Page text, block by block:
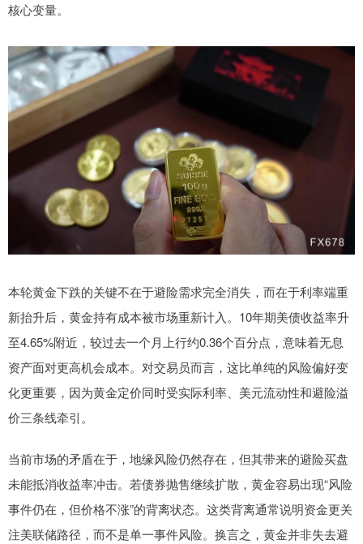
核心变量。
本轮黄金下跌的关键不在于避险需求完全消失，而在于利率端重
新抬升后，黄金持有成本被市场重新计入。10年期美债收益率升
至4.65%附近，较过去一个月上行约0.36个百分点，意味着无息
资产面对更高机会成本。对交易员而言，这比单纯的风险偏好变
化更重要，因为黄金定价同时受实际利率、美元流动性和避险溢
价三条线牵引。
当前市场的矛盾在于，地缘风险仍然存在，但其带来的避险买盘
未能抵消收益率冲击。若债券抛售继续扩散，黄金容易出现“风险
事件仍在，但价格不涨”的背离状态。这类背离通常说明资金更关
注美联储路径，而不是单一事件风险。换言之，黄金并非失去避